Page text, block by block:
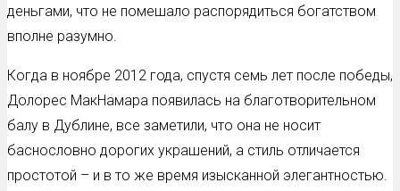
деньгами, что не помешало распорядиться богатством
вполне разумно.
Когда в ноябре 2012 года, спустя семь лет после победы,
Долорес МакНамара появилась на благотворительном
балу в Дублине, все заметили, что она не носит
баснословно дорогих украшений, а стиль отличается
простотой – и в то же время изысканной элегантностью.